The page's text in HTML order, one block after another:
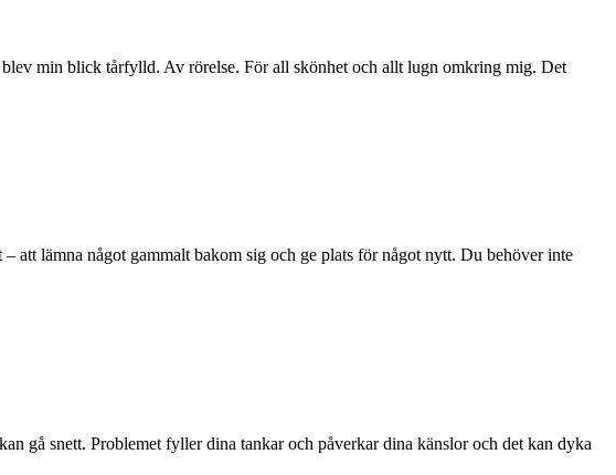
min blick tårfylld. Av rörelse. För all skönhet och allt lugn omkring mig. Det
att lämna något gammalt bakom sig och ge plats för något nytt. Du behöver inte
gå snett. Problemet fyller dina tankar och påverkar dina känslor och det kan dyka